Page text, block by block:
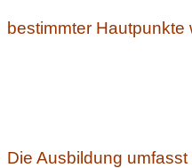
bestimmter
Die Ausbildung